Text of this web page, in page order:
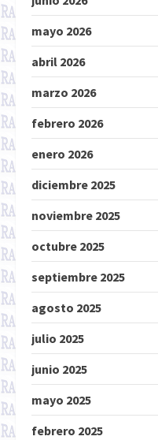
mayo 2026
abril 2026
marzo 2026
febrero 2026
enero 2026
diciembre 2025
noviembre 2025
octubre 2025
septiembre 2025
agosto 2025
julio 2025
junio 2025
mayo 2025
febrero 2025